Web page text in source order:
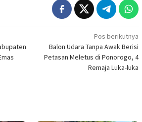
Pos berikutnya
Balon Udara Tanpa Awak Berisi
Petasan Meletus di Ponorogo, 4
Remaja Luka-luka